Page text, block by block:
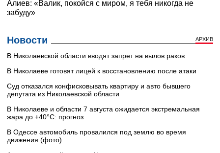
Новости АРХИВ
В Николаевской области вводят запрет на вылов раков
В Николаеве готовят лицей к восстановлению после атаки
Суд отказался конфисковывать квартиру и авто бывшего
депутата из Николаевской области
В Николаеве и области 7 августа ожидается экстремальная
жара до +40°C: прогноз
В Одессе автомобиль провалился под землю во время
движения (фото)